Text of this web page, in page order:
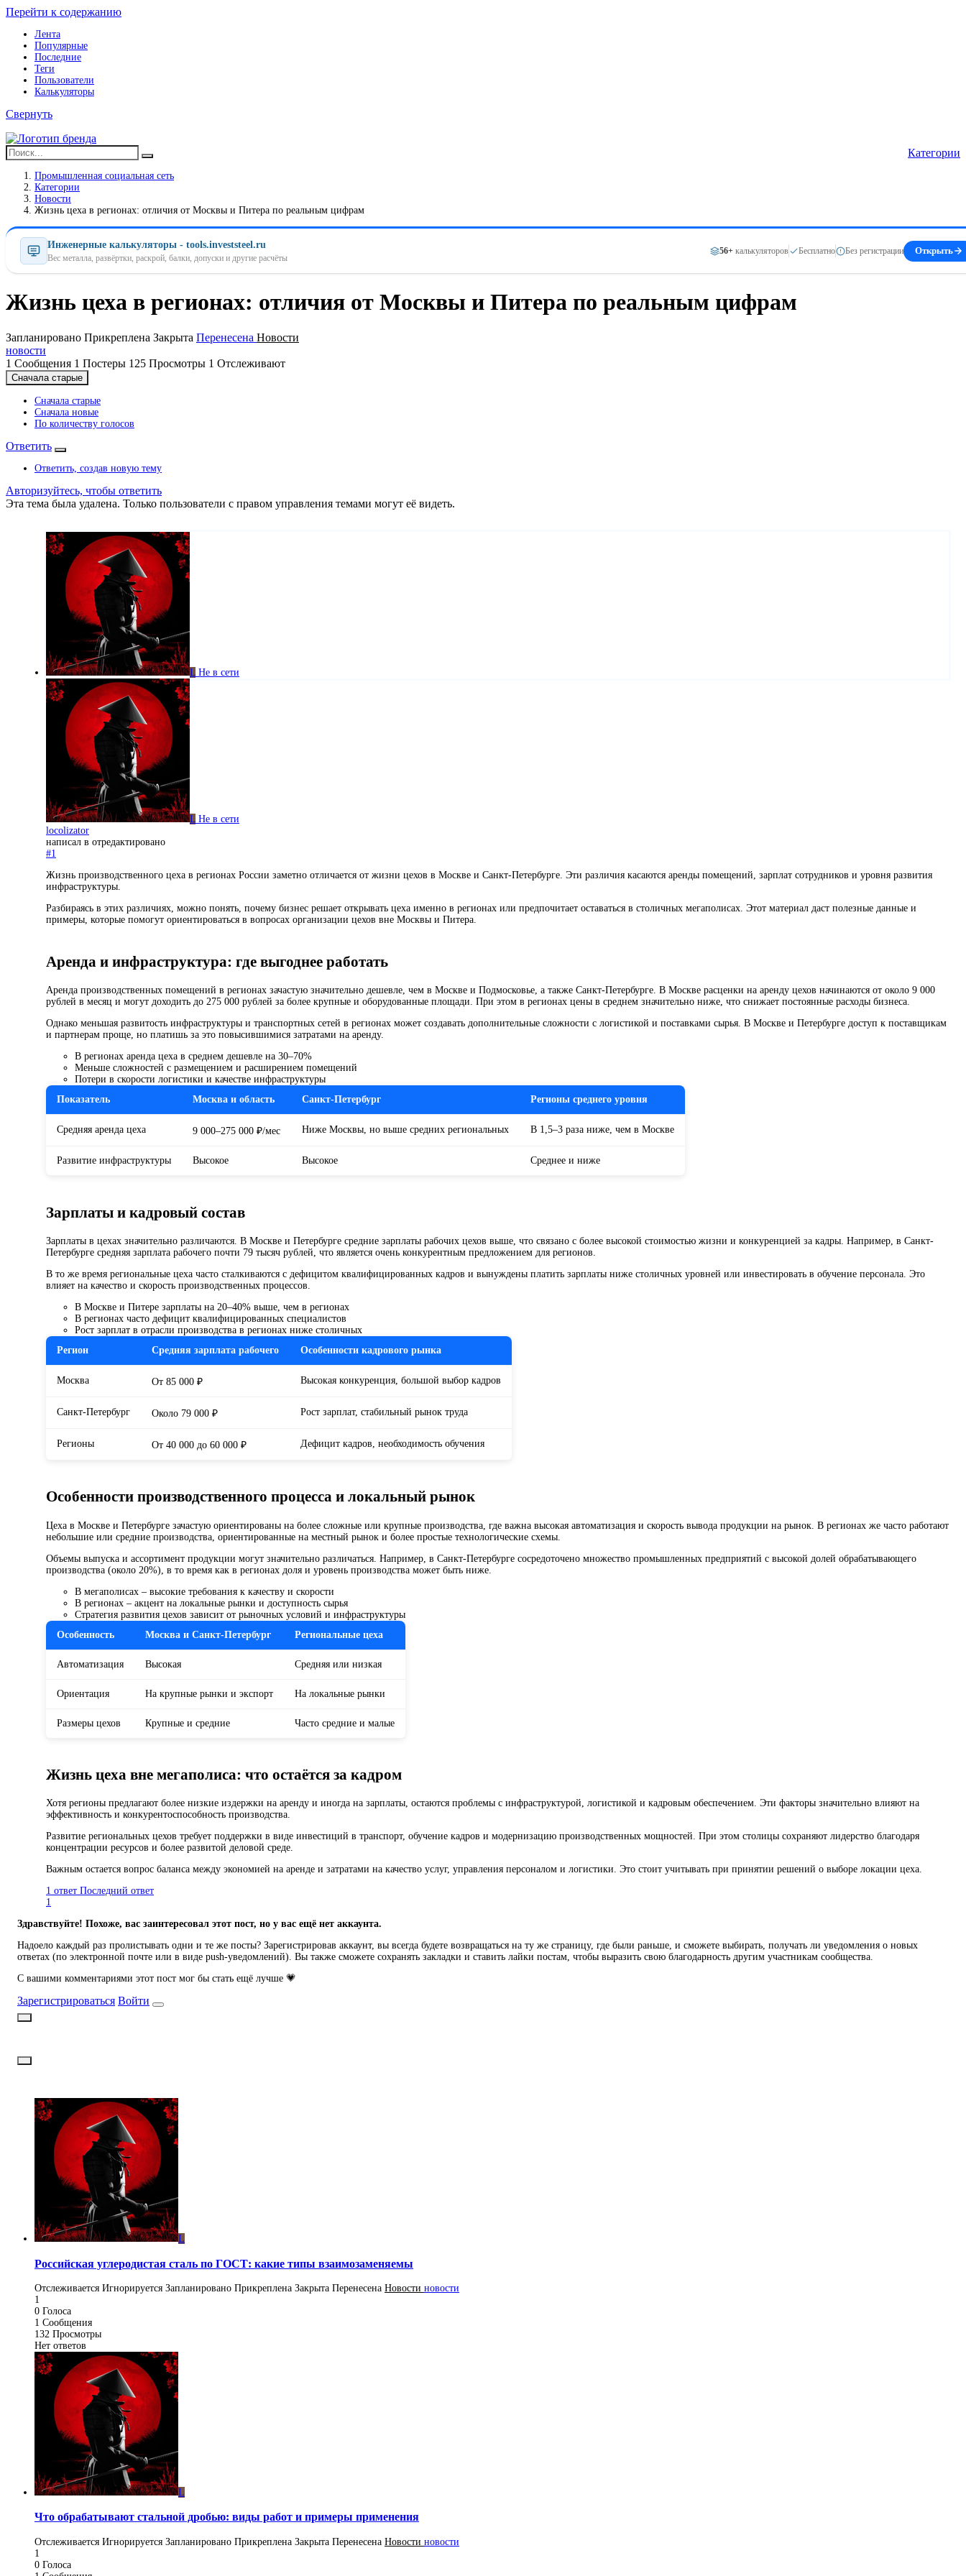
Перейти к содержанию
Лента
Популярные
Последние
Теги
Пользователи
Калькуляторы
Свернуть
Категории
Промышленная социальная сеть
Категории
Новости
Жизнь цеха в регионах: отличия от Москвы и Питера по реальным цифрам
Инженерные калькуляторы - tools.investsteel.ru
Вес металла, развёртки, раскрой, балки, допуски и другие расчёты
56+ калькуляторов Бесплатно Без регистрации Открыть
Жизнь цеха в регионах: отличия от Москвы и Питера по реальным цифрам
Запланировано Прикреплена Закрыта Перенесена Новости
новости
1 Сообщения 1 Постеры 125 Просмотры 1 Отслеживают
Сначала старые
Сначала старые
Сначала новые
По количеству голосов
Ответить
Ответить, создав новую тему
Авторизуйтесь, чтобы ответить
Эта тема была удалена. Только пользователи с правом управления темами могут её видеть.
L Не в сети
L Не в сети
locolizator
написал в отредактировано
#1
Жизнь производственного цеха в регионах России заметно отличается от жизни цехов в Москве и Санкт-Петербурге. Эти различия касаются аренды помещений, зарплат сотрудников и уровня развития
инфраструктуры.
Разбираясь в этих различиях, можно понять, почему бизнес решает открывать цеха именно в регионах или предпочитает оставаться в столичных мегаполисах. Этот материал даст полезные данные и
примеры, которые помогут ориентироваться в вопросах организации цехов вне Москвы и Питера.
Аренда и инфраструктура: где выгоднее работать
Аренда производственных помещений в регионах зачастую значительно дешевле, чем в Москве и Подмосковье, а также Санкт-Петербурге. В Москве расценки на аренду цехов начинаются от около 9 000
рублей в месяц и могут доходить до 275 000 рублей за более крупные и оборудованные площади. При этом в регионах цены в среднем значительно ниже, что снижает постоянные расходы бизнеса.
Однако меньшая развитость инфраструктуры и транспортных сетей в регионах может создавать дополнительные сложности с логистикой и поставками сырья. В Москве и Петербурге доступ к поставщикам
и партнерам проще, но платишь за это повысившимися затратами на аренду.
В регионах аренда цеха в среднем дешевле на 30–70%
Меньше сложностей с размещением и расширением помещений
Потери в скорости логистики и качестве инфраструктуры
Показатель
Москва и область Санкт-Петербург Регионы среднего уровня
Средняя аренда цеха 9 000–275 000 ₽/мес Ниже Москвы, но выше средних региональных В 1,5–3 раза ниже, чем в Москве
Развитие инфраструктуры Высокое Высокое Среднее и ниже
Зарплаты и кадровый состав
Зарплаты в цехах значительно различаются. В Москве и Петербурге средние зарплаты рабочих цехов выше, что связано с более высокой стоимостью жизни и конкуренцией за кадры. Например, в Санкт-
Петербурге средняя зарплата рабочего почти 79 тысяч рублей, что является очень конкурентным предложением для регионов.
В то же время региональные цеха часто сталкиваются с дефицитом квалифицированных кадров и вынуждены платить зарплаты ниже столичных уровней или инвестировать в обучение персонала. Это
влияет на качество и скорость производственных процессов.
В Москве и Питере зарплаты на 20–40% выше, чем в регионах
В регионах часто дефицит квалифицированных специалистов
Рост зарплат в отрасли производства в регионах ниже столичных
Регион
Средняя зарплата рабочего Особенности кадрового рынка
Москва От 85 000 ₽ Высокая конкуренция, большой выбор кадров
Санкт-Петербург Около 79 000 ₽ Рост зарплат, стабильный рынок труда
Регионы От 40 000 до 60 000 ₽ Дефицит кадров, необходимость обучения
Особенности производственного процесса и локальный рынок
Цеха в Москве и Петербурге зачастую ориентированы на более сложные или крупные производства, где важна высокая автоматизация и скорость вывода продукции на рынок. В регионах же часто работают
небольшие или средние производства, ориентированные на местный рынок и более простые технологические схемы.
Объемы выпуска и ассортимент продукции могут значительно различаться. Например, в Санкт-Петербурге сосредоточено множество промышленных предприятий с высокой долей обрабатывающего
производства (около 20%), в то время как в регионах доля и уровень производства может быть ниже.
В мегаполисах – высокие требования к качеству и скорости
В регионах – акцент на локальные рынки и доступность сырья
Стратегия развития цехов зависит от рыночных условий и инфраструктуры
Особенность
Москва и Санкт-Петербург Региональные цеха
Автоматизация Высокая Средняя или низкая
Ориентация На крупные рынки и экспорт На локальные рынки
Размеры цехов Крупные и средние Часто средние и малые
Жизнь цеха вне мегаполиса: что остаётся за кадром
Хотя регионы предлагают более низкие издержки на аренду и иногда на зарплаты, остаются проблемы с инфраструктурой, логистикой и кадровым обеспечением. Эти факторы значительно влияют на
эффективность и конкурентоспособность производства.
Развитие региональных цехов требует поддержки в виде инвестиций в транспорт, обучение кадров и модернизацию производственных мощностей. При этом столицы сохраняют лидерство благодаря
концентрации ресурсов и более развитой деловой среде.
Важным остается вопрос баланса между экономией на аренде и затратами на качество услуг, управления персоналом и логистики. Это стоит учитывать при принятии решений о выборе локации цеха.
1 ответ Последний ответ
1
Здравствуйте! Похоже, вас заинтересовал этот пост, но у вас ещё нет аккаунта.
Надоело каждый раз пролистывать одни и те же посты? Зарегистрировав аккаунт, вы всегда будете возвращаться на ту же страницу, где были раньше, и сможете выбирать, получать ли уведомления о новых
ответах (по электронной почте или в виде push-уведомлений). Вы также сможете сохранять закладки и ставить лайки постам, чтобы выразить свою благодарность другим участникам сообщества.
С вашими комментариями этот пост мог бы стать ещё лучше 💗
Зарегистрироваться Войти
L
Российская углеродистая сталь по ГОСТ: какие типы взаимозаменяемы
Отслеживается Игнорируется Запланировано Прикреплена Закрыта Перенесена Новости новости
1
0 Голоса
1 Сообщения
132 Просмотры
Нет ответов
L
Что обрабатывают стальной дробью: виды работ и примеры применения
Отслеживается Игнорируется Запланировано Прикреплена Закрыта Перенесена Новости новости
1
0 Голоса